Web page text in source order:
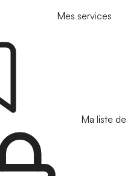
Mes services
Ma liste de